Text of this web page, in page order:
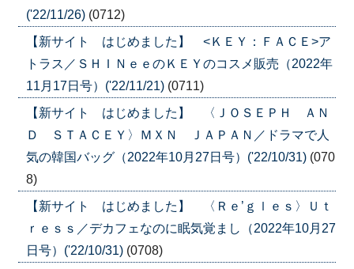
('22/11/26) (0712)
【新サイト はじめました】 <ＫＥＹ：ＦＡＣＥ>ア
トラス／ＳＨＩＮｅｅのＫＥＹのコスメ販売（2022年
11月17日号）('22/11/21) (0711)
【新サイト はじめました】 〈ＪＯＳＥＰＨ ＡＮ
Ｄ ＳＴＡＣＥＹ〉ＭＸＮ ＪＡＰＡＮ／ドラマで人
気の韓国バッグ（2022年10月27日号）('22/10/31) (070
8)
【新サイト はじめました】 〈Ｒｅ’ｇｌｅｓ〉Ｕｔ
ｒｅｓｓ／デカフェなのに眠気覚まし（2022年10月27
日号）('22/10/31) (0708)